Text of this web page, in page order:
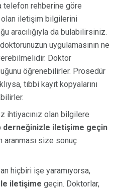
telefon rehberine göre
olan iletişim bilgilerini
aracılığıyla da bulabilirsiniz.
uygulamasının ne
Doktor
öğrenebilirler. Prosedür
tıbbi kayıt kopyalarını
ihtiyacınız olan bilgilere
derneğinizle iletişime geçin
aranması size sonuç
hiçbiri işe yaramıyorsa,
iletişime geçin. Doktorlar,